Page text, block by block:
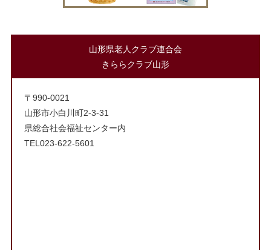
山形県老人クラブ連合会
きららクラブ山形
〒990-0021
山形市小白川町2-3-31
県総合社会福祉センター内
TEL023-622-5601